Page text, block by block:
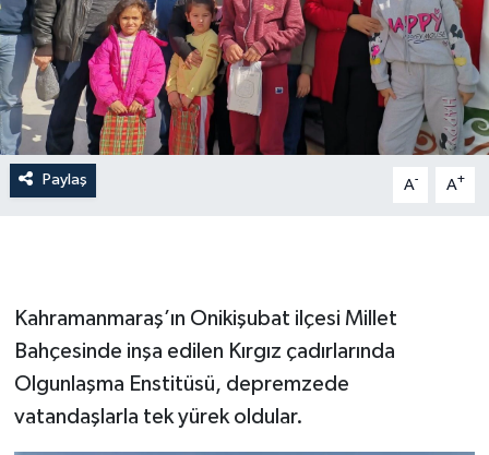
Paylaş A- A+
Kahramanmaraş’ın Onikişubat ilçesi Millet
Bahçesinde inşa edilen Kırgız çadırlarında
Olgunlaşma Enstitüsü, depremzede
vatandaşlarla tek yürek oldular.
KSÜ
DÜNYA
ROPORTAJ
YEREL YÖNETİM
MEDYA